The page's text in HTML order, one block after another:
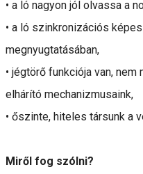
• a ló nagyon jól olvassa a
• a ló szinkronizációs
megnyugtatásában,
• jégtörő funkciója van,
elhárító mechanizmusaink,
• őszinte, hiteles társunk a
Miről fog szólni?